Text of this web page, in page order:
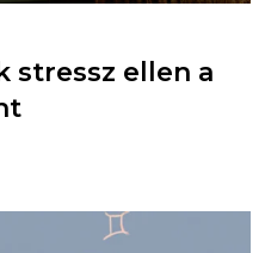
stressz ellen a